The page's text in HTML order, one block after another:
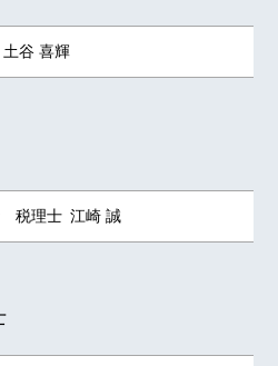
谷 喜輝
税理士 江崎 誠